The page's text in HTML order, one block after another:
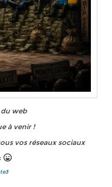
du web
à venir !
vos réseaux sociaux